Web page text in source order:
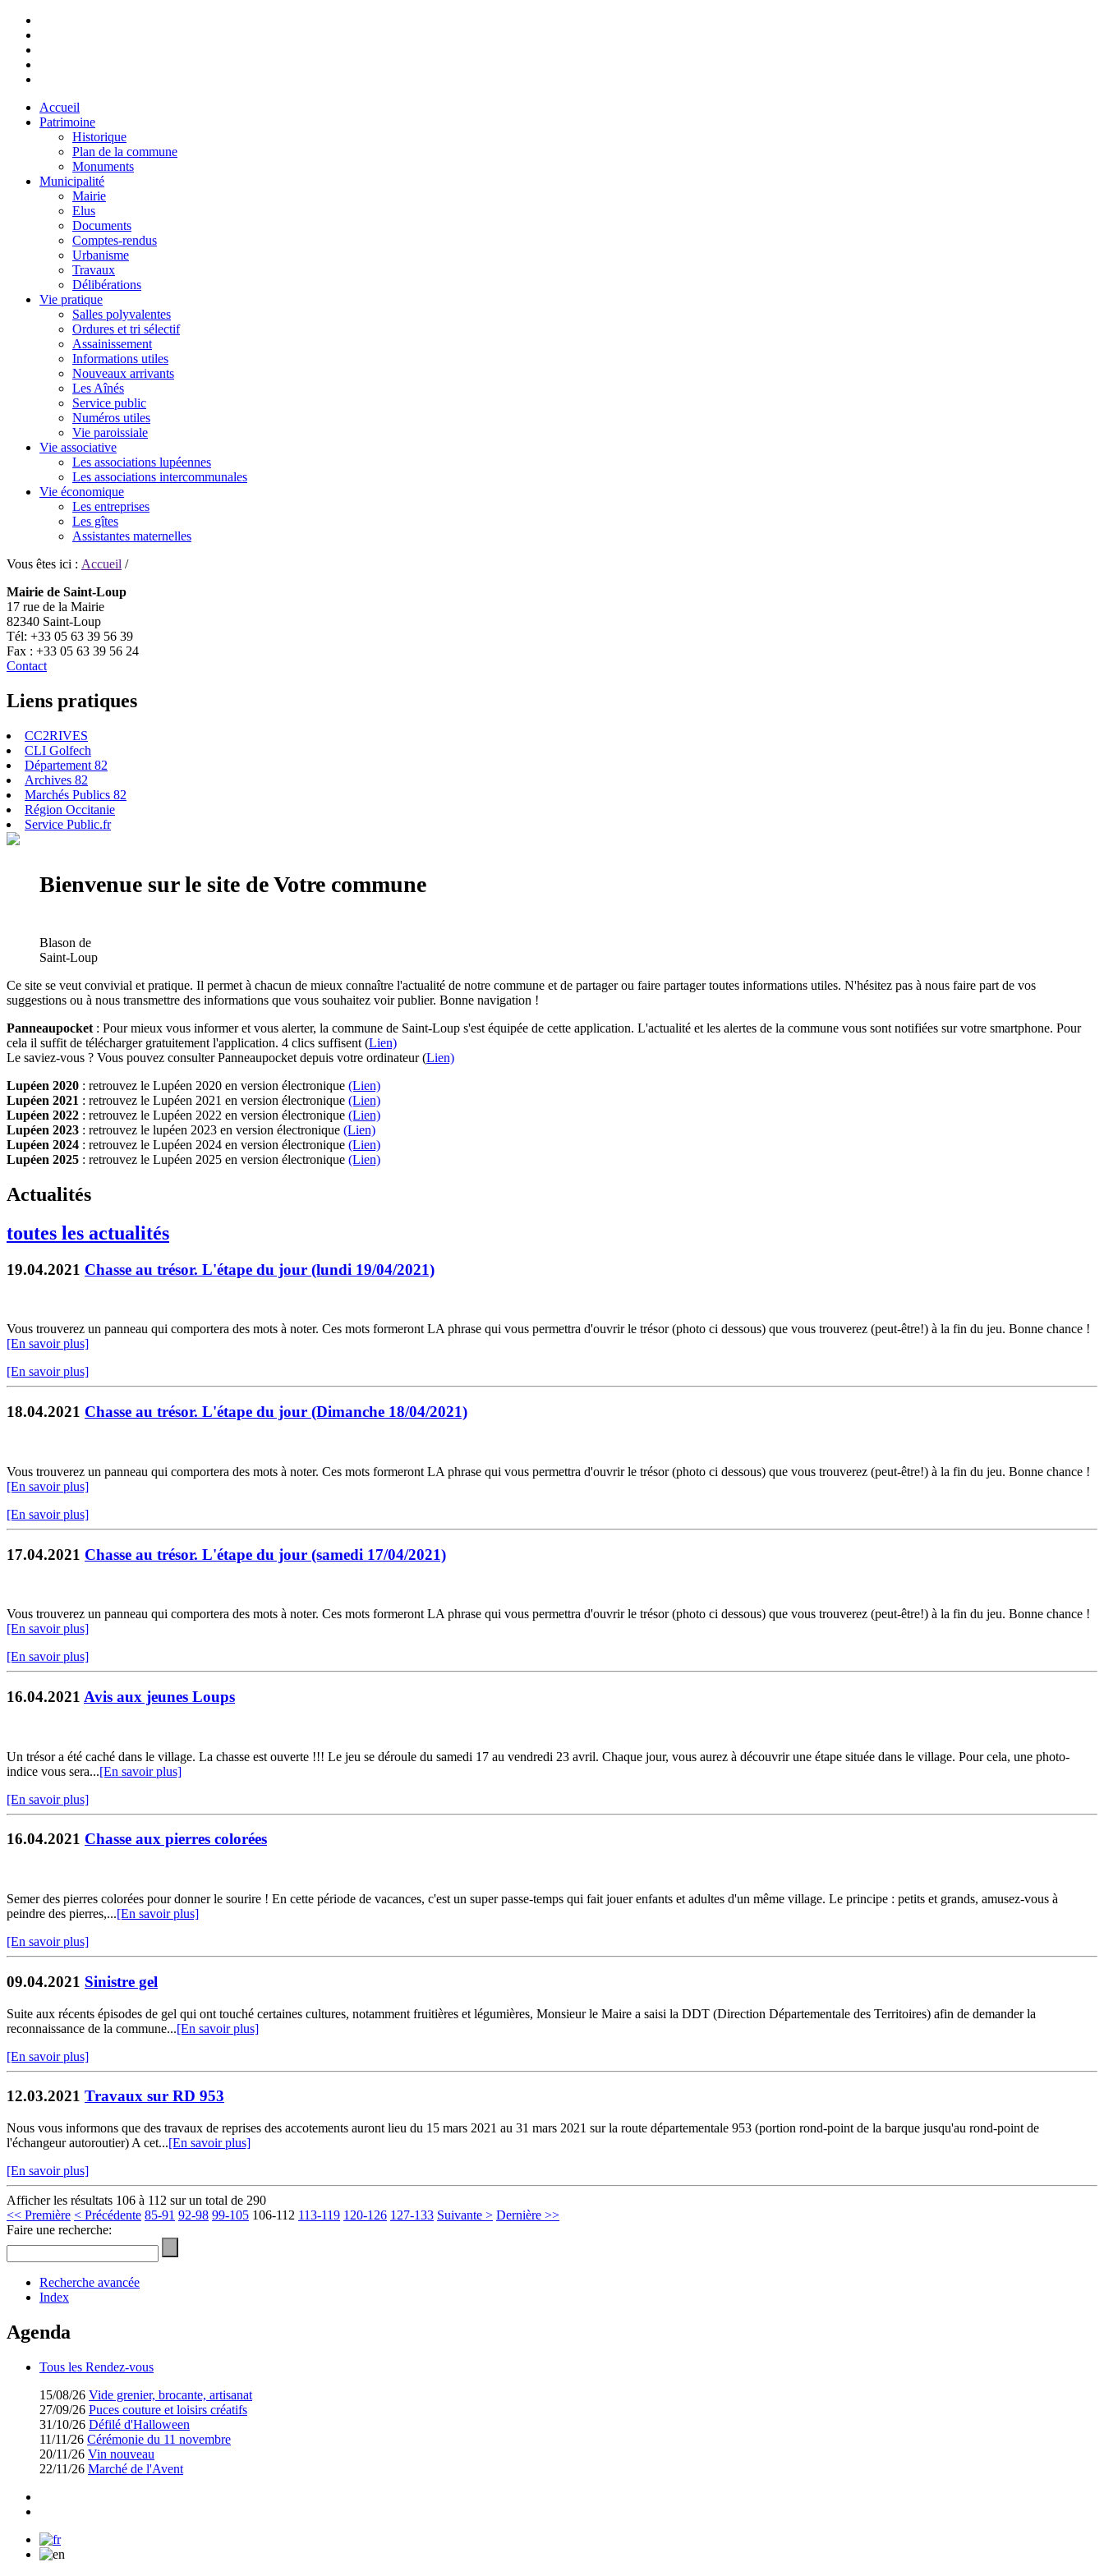
Accueil
Patrimoine
Historique
Plan de la commune
Monuments
Municipalité
Mairie
Elus
Documents
Comptes-rendus
Urbanisme
Travaux
Délibérations
Vie pratique
Salles polyvalentes
Ordures et tri sélectif
Assainissement
Informations utiles
Nouveaux arrivants
Les Aînés
Service public
Numéros utiles
Vie paroissiale
Vie associative
Les associations lupéennes
Les associations intercommunales
Vie économique
Les entreprises
Les gîtes
Assistantes maternelles
Vous êtes ici : Accueil /
Mairie de Saint-Loup
17 rue de la Mairie
82340 Saint-Loup
Tél: +33 05 63 39 56 39
Fax : +33 05 63 39 56 24
Contact
Liens pratiques
CC2RIVES
CLI Golfech
Département 82
Archives 82
Marchés Publics 82
Région Occitanie
Service Public.fr
Bienvenue sur le site de Votre commune
Blason de
Saint-Loup
Ce site se veut convivial et pratique. Il permet à chacun de mieux connaître l'actualité de notre commune et de partager ou faire partager toutes informations utiles. N'hésitez pas à nous faire part de vos
suggestions ou à nous transmettre des informations que vous souhaitez voir publier. Bonne navigation !
Panneaupocket : Pour mieux vous informer et vous alerter, la commune de Saint-Loup s'est équipée de cette application. L'actualité et les alertes de la commune vous sont notifiées sur votre smartphone. Pour
cela il suffit de télécharger gratuitement l'application. 4 clics suffisent (Lien)
Le saviez-vous ? Vous pouvez consulter Panneaupocket depuis votre ordinateur (Lien)
Lupéen 2020 : retrouvez le Lupéen 2020 en version électronique (Lien)
Lupéen 2021 : retrouvez le Lupéen 2021 en version électronique (Lien)
Lupéen 2022 : retrouvez le Lupéen 2022 en version électronique (Lien)
Lupéen 2023 : retrouvez le lupéen 2023 en version électronique (Lien)
Lupéen 2024 : retrouvez le Lupéen 2024 en version électronique (Lien)
Lupéen 2025 : retrouvez le Lupéen 2025 en version électronique (Lien)
Actualités
toutes les actualités
19.04.2021 Chasse au trésor. L'étape du jour (lundi 19/04/2021)
Vous trouverez un panneau qui comportera des mots à noter. Ces mots formeront LA phrase qui vous permettra d'ouvrir le trésor (photo ci dessous) que vous trouverez (peut-être!) à la fin du jeu. Bonne chance !
[En savoir plus]
[En savoir plus]
18.04.2021 Chasse au trésor. L'étape du jour (Dimanche 18/04/2021)
Vous trouverez un panneau qui comportera des mots à noter. Ces mots formeront LA phrase qui vous permettra d'ouvrir le trésor (photo ci dessous) que vous trouverez (peut-être!) à la fin du jeu. Bonne chance !
[En savoir plus]
[En savoir plus]
17.04.2021 Chasse au trésor. L'étape du jour (samedi 17/04/2021)
Vous trouverez un panneau qui comportera des mots à noter. Ces mots formeront LA phrase qui vous permettra d'ouvrir le trésor (photo ci dessous) que vous trouverez (peut-être!) à la fin du jeu. Bonne chance !
[En savoir plus]
[En savoir plus]
16.04.2021 Avis aux jeunes Loups
Un trésor a été caché dans le village. La chasse est ouverte !!! Le jeu se déroule du samedi 17 au vendredi 23 avril. Chaque jour, vous aurez à découvrir une étape située dans le village. Pour cela, une photo-
indice vous sera...[En savoir plus]
[En savoir plus]
16.04.2021 Chasse aux pierres colorées
Semer des pierres colorées pour donner le sourire ! En cette période de vacances, c'est un super passe-temps qui fait jouer enfants et adultes d'un même village. Le principe : petits et grands, amusez-vous à
peindre des pierres,...[En savoir plus]
[En savoir plus]
09.04.2021 Sinistre gel
Suite aux récents épisodes de gel qui ont touché certaines cultures, notamment fruitières et légumières, Monsieur le Maire a saisi la DDT (Direction Départementale des Territoires) afin de demander la
reconnaissance de la commune...[En savoir plus]
[En savoir plus]
12.03.2021 Travaux sur RD 953
Nous vous informons que des travaux de reprises des accotements auront lieu du 15 mars 2021 au 31 mars 2021 sur la route départementale 953 (portion rond-point de la barque jusqu'au rond-point de
l'échangeur autoroutier) A cet...[En savoir plus]
[En savoir plus]
Afficher les résultats 106 à 112 sur un total de 290
<< Première < Précédente 85-91 92-98 99-105 106-112 113-119 120-126 127-133 Suivante > Dernière >>
Faire une recherche:
Recherche avancée
Index
Agenda
Tous les Rendez-vous
15/08/26 Vide grenier, brocante, artisanat
27/09/26 Puces couture et loisirs créatifs
31/10/26 Défilé d'Halloween
11/11/26 Cérémonie du 11 novembre
20/11/26 Vin nouveau
22/11/26 Marché de l'Avent